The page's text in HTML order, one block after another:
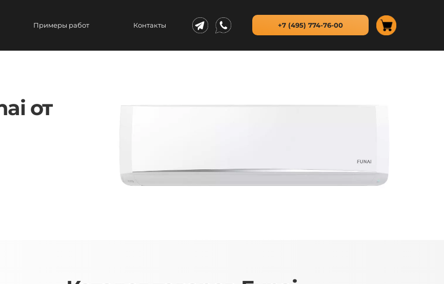
Примеры работ Контакты +7 (495) 774-76-00
от